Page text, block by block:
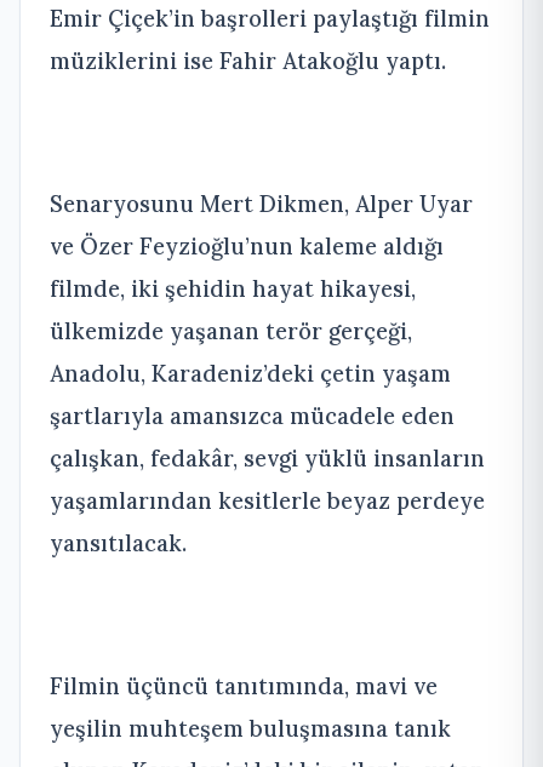
Emir Çiçek’in başrolleri paylaştığı filmin
müziklerini ise Fahir Atakoğlu yaptı.
Senaryosunu Mert Dikmen, Alper Uyar
ve Özer Feyzioğlu’nun kaleme aldığı
filmde, iki şehidin hayat hikayesi,
ülkemizde yaşanan terör gerçeği,
Anadolu, Karadeniz’deki çetin yaşam
şartlarıyla amansızca mücadele eden
çalışkan, fedakâr, sevgi yüklü insanların
yaşamlarından kesitlerle beyaz perdeye
yansıtılacak.
Filmin üçüncü tanıtımında, mavi ve
yeşilin muhteşem buluşmasına tanık